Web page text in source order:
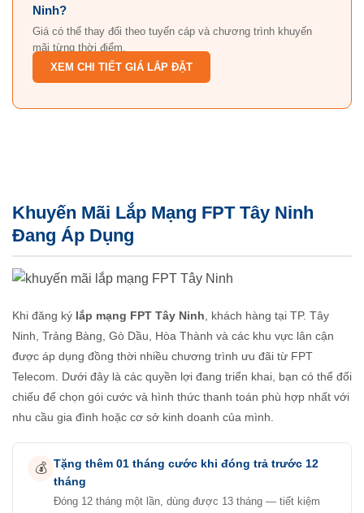
Ninh?
Giá có thể thay đổi theo tuyến cáp và chương trình khuyến
mãi từng thời điểm.
XEM CHI TIẾT GIÁ LẮP ĐẶT
Khuyến Mãi Lắp Mạng FPT Tây Ninh
Đang Áp Dụng
Khi đăng ký lắp mạng FPT Tây Ninh , khách hàng tại TP. Tây
Ninh, Trảng Bàng, Gò Dầu, Hòa Thành và các khu vực lân cận
được áp dụng đồng thời nhiều chương trình ưu đãi từ FPT
Telecom. Dưới đây là các quyền lợi đang triển khai, bạn có thể đối
chiếu để chọn gói cước và hình thức thanh toán phù hợp nhất với
nhu cầu gia đình hoặc cơ sở kinh doanh của mình.
💰 Tặng thêm 01 tháng cước khi đóng trả trước 12
tháng
Đóng 12 tháng một lần, dùng được 13 tháng — tiết kiệm